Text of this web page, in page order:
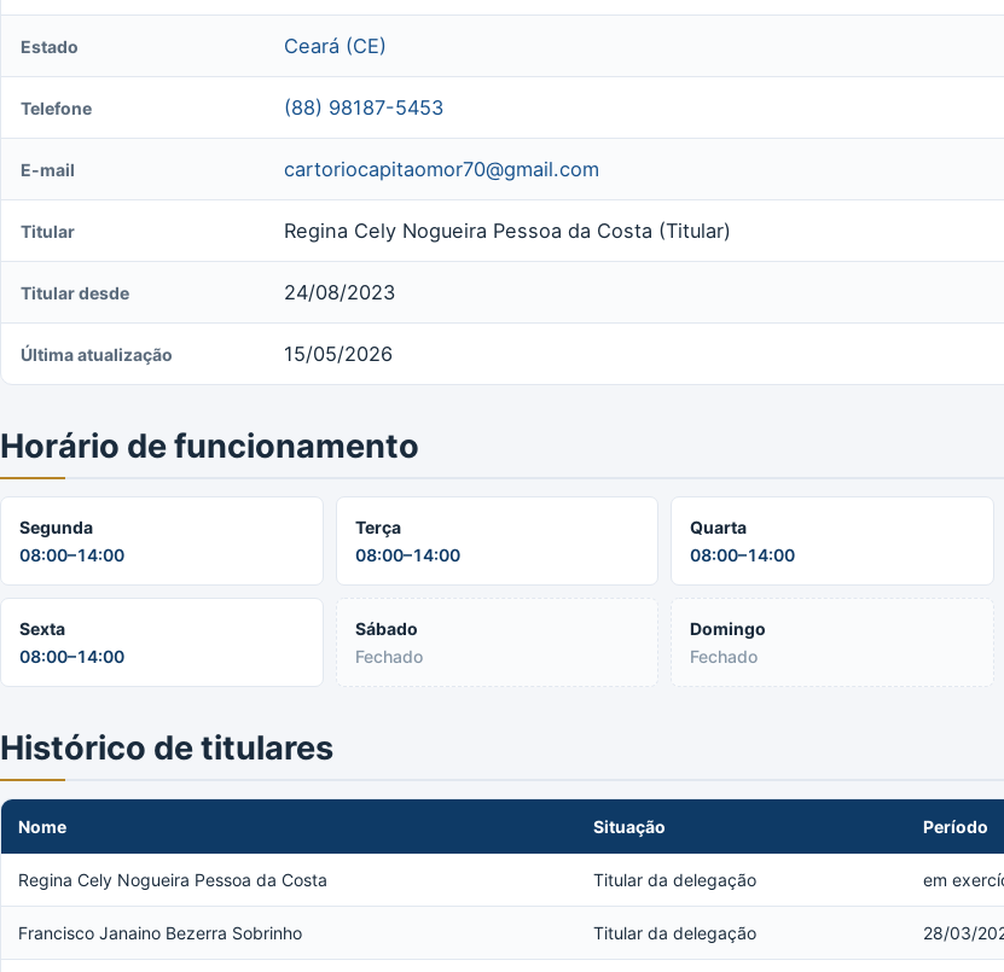
Estado Ceará (CE)
Telefone (88) 98187-5453
E-mail cartoriocapitaomor70@gmail.com
Titular Regina Cely Nogueira Pessoa da Costa (Titular)
Titular desde 24/08/2023
Última atualização 15/05/2026
Horário de funcionamento
Segunda
08:00–14:00
Terça
08:00–14:00
Quarta
08:00–14:00
Sexta
08:00–14:00
Sábado
Fechado
Domingo
Fechado
Histórico de titulares
Nome Situação Período
Regina Cely Nogueira Pessoa da Costa Titular da delegação em
Francisco Janaino Bezerra Sobrinho Titular da delegação 28/03/